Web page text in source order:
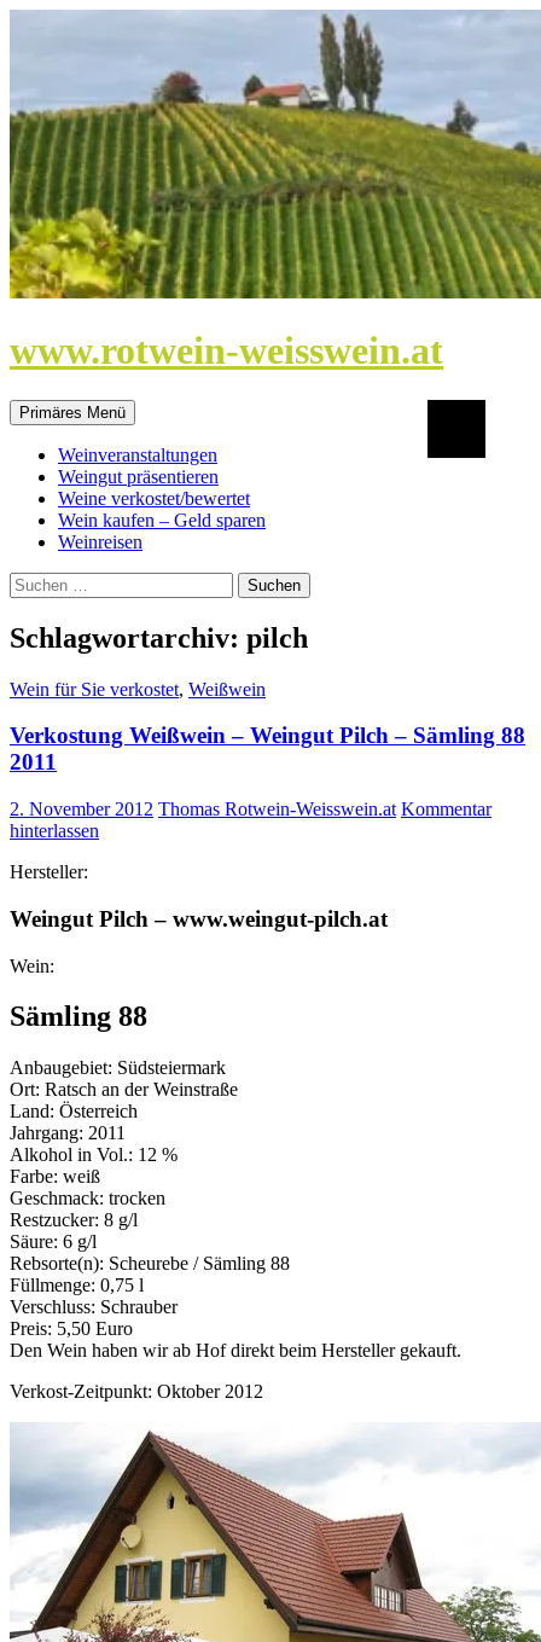
www.rotwein-weisswein.at
Primäres Menü
Weinveranstaltungen
Weingut präsentieren
Weine verkostet/bewertet
Wein kaufen – Geld sparen
Weinreisen
Suchen
nach:
Schlagwortarchiv: pilch
Wein für Sie verkostet, Weißwein
Verkostung Weißwein – Weingut Pilch – Sämling 88
2011
2. November 2012 Thomas Rotwein-Weisswein.at Kommentar
hinterlassen
Hersteller:
Weingut Pilch – www.weingut-pilch.at
Wein:
Sämling 88
Anbaugebiet: Südsteiermark
Ort: Ratsch an der Weinstraße
Land: Österreich
Jahrgang: 2011
Alkohol in Vol.: 12 %
Farbe: weiß
Geschmack: trocken
Restzucker: 8 g/l
Säure: 6 g/l
Rebsorte(n): Scheurebe / Sämling 88
Füllmenge: 0,75 l
Verschluss: Schrauber
Preis: 5,50 Euro
Den Wein haben wir ab Hof direkt beim Hersteller gekauft.
Verkost-Zeitpunkt: Oktober 2012